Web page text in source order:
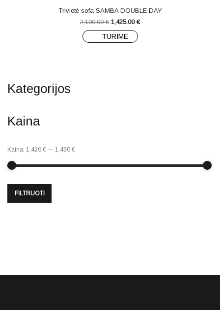
Trivietė sofa SAMBA DOUBLE DAY
2,190.00€ 1,425.00 €
TURIME
Kategorijos
Kaina
FILTRUOTI
Kaina: 1,420 € — 1,430 €